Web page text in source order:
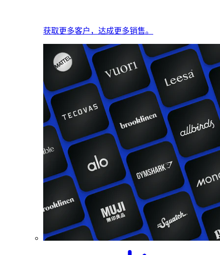
获取更多客户，达成更多销售。